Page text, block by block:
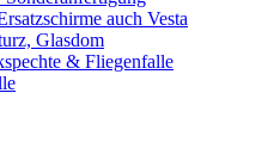
auch Vesta
Glasdom
& Fliegenfalle